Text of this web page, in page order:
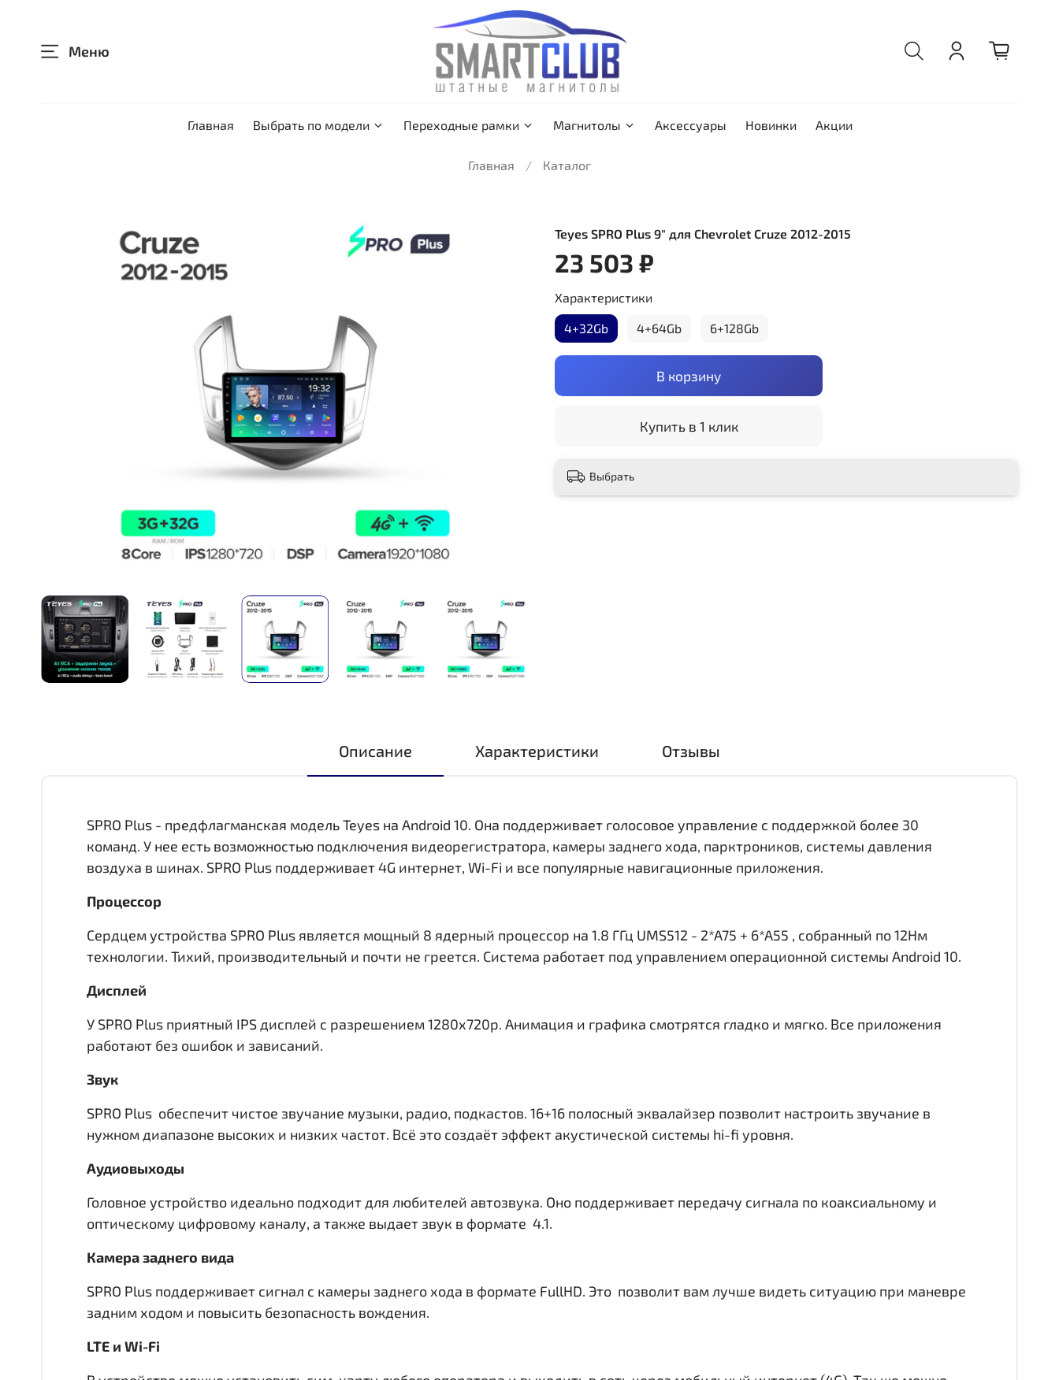
Меню
Главная Выбрать по модели Переходные рамки Магнитолы Аксессуары Новинки Акции
Главная Каталог
Teyes SPRO Plus 9" для Chevrolet Cruze 2012-2015
23 503 ₽
В корзину
Купить в 1 клик
Характеристики
4+32Gb 4+64Gb 6+128Gb
Выбрать
Описание Характеристики Отзывы
SPRO Plus - предфлагманская модель Teyes на Android 10. Она поддерживает голосовое управление с поддержкой более 30
команд. У нее есть возможностью подключения видеорегистратора, камеры заднего хода, парктроников, системы давления
воздуха в шинах. SPRO Plus поддерживает 4G интернет, Wi-Fi и все популярные навигационные приложения.
Процессор
Сердцем устройства SPRO Plus является мощный 8 ядерный процессор на 1.8 ГГц UMS512 - 2*A75 + 6*A55 , собранный по 12Нм
технологии. Тихий, производительный и почти не греется. Система работает под управлением операционной системы Android 10.
Дисплей
У SPRO Plus приятный IPS дисплей c разрешением 1280x720р. Анимация и графика смотрятся гладко и мягко. Все приложения
работают без ошибок и зависаний.
Звук
SPRO Plus обеспечит чистое звучание музыки, радио, подкастов. 16+16 полосный эквалайзер позволит настроить звучание в
нужном диапазоне высоких и низких частот. Всё это создаёт эффект акустической системы hi-fi уровня.
Аудиовыходы
Головное устройство идеально подходит для любителей автозвука. Оно поддерживает передачу сигнала по коаксиальному и
оптическому цифровому каналу, а также выдает звук в формате 4.1.
Камера заднего вида
SPRO Plus поддерживает сигнал с камеры заднего хода в формате FullHD. Это позволит вам лучше видеть ситуацию при маневре
задним ходом и повысить безопасность вождения.
LTE и Wi-Fi